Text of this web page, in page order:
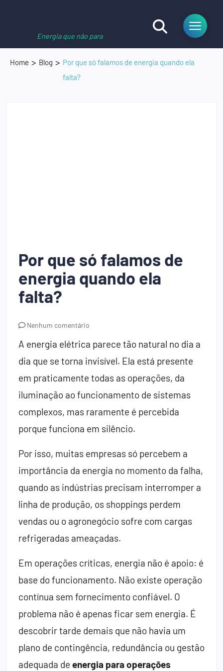
Energia que não para
Home Blog
Por que só falamos de energia quando ela
falta?
Por que só falamos de
energia quando ela
falta?
Nenhum comentário
A energia elétrica parece tão natural no dia a
dia que se torna invisível. Ela está presente
em praticamente todas as operações, da
iluminação ao funcionamento de sistemas
complexos, mas raramente é percebida
porque funciona em silêncio.
Por isso, muitas empresas só percebem a
importância da energia no momento da falha,
quando as indústrias precisam interromper a
linha de produção, os shoppings perdem
vendas ou o agronegócio sofre com cargas
refrigeradas ameaçadas.
Em operações críticas, energia não é apoio: é
base do funcionamento. Não existe operação
contínua sem fornecimento confiável. O
problema não é apenas ficar sem energia. É
descobrir tarde demais que não havia um
plano de contingência, redundância ou gestão
adequada de energia para operações